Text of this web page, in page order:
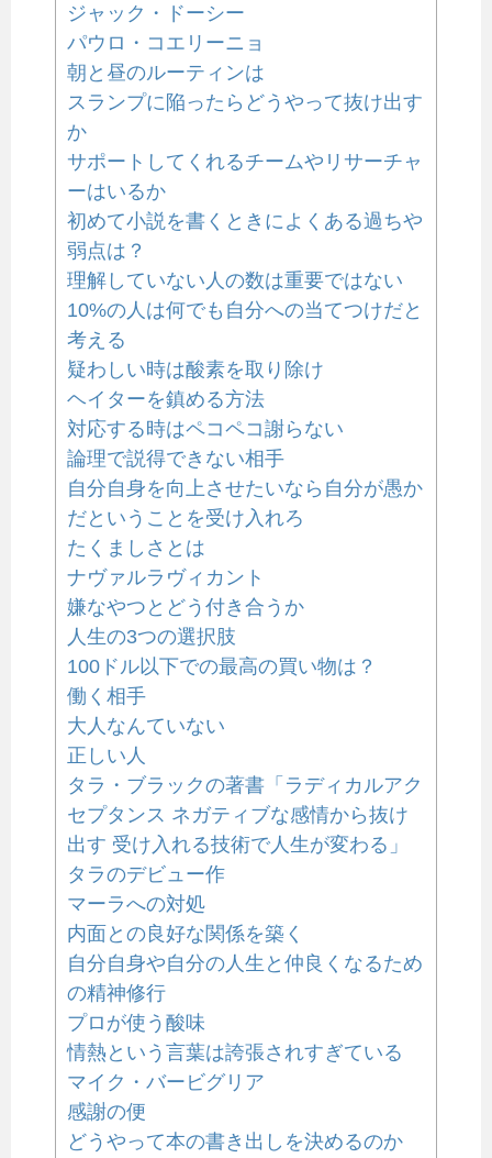
ジャック・ドーシー
パウロ・コエリーニョ
朝と昼のルーティンは
スランプに陥ったらどうやって抜け出す
か
サポートしてくれるチームやリサーチャ
ーはいるか
初めて小説を書くときによくある過ちや
弱点は？
理解していない人の数は重要ではない
10%の人は何でも自分への当てつけだと
考える
疑わしい時は酸素を取り除け
ヘイターを鎮める方法
対応する時はペコペコ謝らない
論理で説得できない相手
自分自身を向上させたいなら自分が愚か
だということを受け入れろ
たくましさとは
ナヴァルラヴィカント
嫌なやつとどう付き合うか
人生の3つの選択肢
100ドル以下での最高の買い物は？
働く相手
大人なんていない
正しい人
タラ・ブラックの著書「ラディカルアク
セプタンス ネガティブな感情から抜け
出す 受け入れる技術で人生が変わる」
タラのデビュー作
マーラへの対処
内面との良好な関係を築く
自分自身や自分の人生と仲良くなるため
の精神修行
プロが使う酸味
情熱という言葉は誇張されすぎている
マイク・バービグリア
感謝の便
どうやって本の書き出しを決めるのか